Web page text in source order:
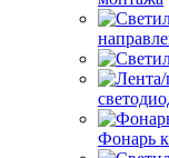
Фонарь